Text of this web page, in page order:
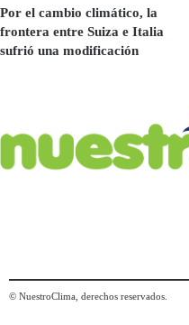
Por el cambio climático, la
frontera entre Suiza e Italia
sufrió una modificación
© NuestroClima, derechos reservados.